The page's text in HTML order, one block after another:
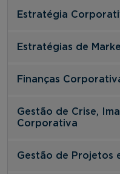
Estratégia
Estratégias de
Finanças
Gestão de Crise,
Corporativa
Gestão de Projetos